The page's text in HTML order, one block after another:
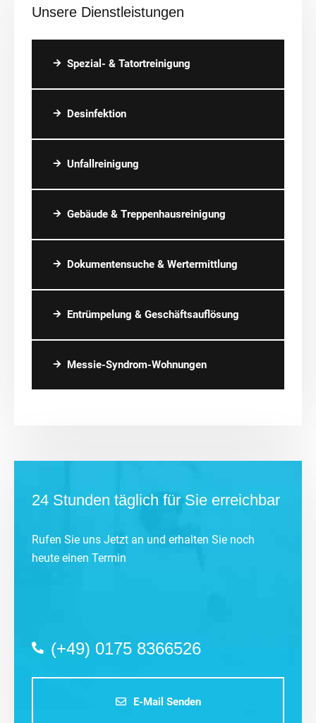
Unsere Dienstleistungen
Spezial- & Tatortreinigung
Desinfektion
Unfallreinigung
Gebäude & Treppenhausreinigung
Dokumentensuche & Wertermittlung
Entrümpelung & Geschäftsauflösung
Messie-Syndrom-Wohnungen
24 Stunden täglich für Sie erreichbar
Rufen Sie uns Jetzt an und erhalten Sie noch
heute einen Termin
(+49) 0175 8366526
E-Mail Senden